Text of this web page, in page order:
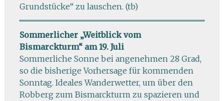
Grundstücke“ zu lauschen. (tb)
Sommerlicher „Weitblick vom
Bismarckturm“ am 19. Juli
Sommerliche Sonne bei angenehmen 28 Grad,
so die bisherige Vorhersage für kommenden
Sonntag. Ideales Wanderwetter, um über den
Robberg zum Bismarckturm zu spazieren und